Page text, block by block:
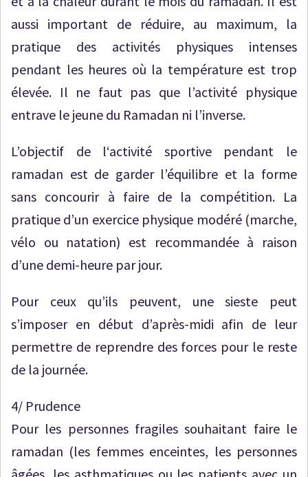
aussi important de réduire, au maximum, la
pratique des activités physiques intenses
pendant les heures où la température est trop
élevée. Il ne faut pas que l’activité physique
entrave le jeune du Ramadan ni l’inverse.
L’objectif de l‘activité sportive pendant le
ramadan est de garder l’équilibre et la forme
sans concourir à faire de la compétition. La
pratique d’un exercice physique modéré (marche,
vélo ou natation) est recommandée à raison
d’une demi-heure par jour.
Pour ceux qu’ils peuvent, une sieste peut
s’imposer en début d’après-midi afin de leur
permettre de reprendre des forces pour le reste
de la journée.
4/ Prudence
Pour les personnes fragiles souhaitant faire le
ramadan (les femmes enceintes, les personnes